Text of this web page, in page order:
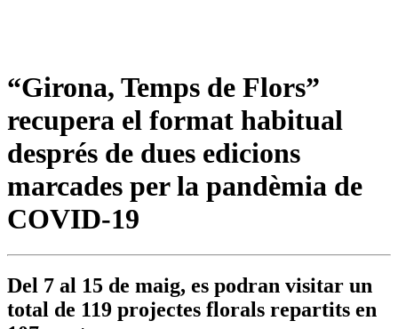
“Girona, Temps de Flors”
recupera el format habitual
després de dues edicions
marcades per la pandèmia de
COVID-19
Del 7 al 15 de maig, es podran visitar un
total de 119 projectes florals repartits en